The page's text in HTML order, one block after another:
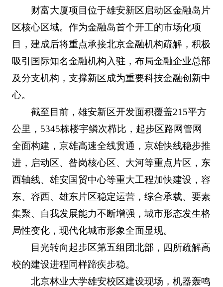
财富大厦项目位于雄安新区启动区金融岛片
区核心区域。作为金融岛首个开工的市场化项
目，建成后将重点承接北京金融机构疏解，积极
吸引国际知名金融机构入驻，布局金融企业总部
及分支机构，支撑新区成为重要科技金融创新中
心。
截至目前，雄安新区开发面积覆盖215平方
公里，5345栋楼宇鳞次栉比，起步区路网管网
全面构建，京雄高速全线贯通，京雄快线稳步推
进，启动区、昝岗核心区、大河等重点片区，东
西轴线、雄安国贸中心等重大工程加快建设，容
东、容西、雄东片区稳定运营，综合承载、要素
集聚、自我发展能力不断增强，城市形态发生格
局性变化，现代化城市形象全面显现。
目光转向起步区第五组团北部，四所疏解高
校的建设进程同样蹄疾步稳。
北京林业大学雄安校区建设现场，机器轰鸣